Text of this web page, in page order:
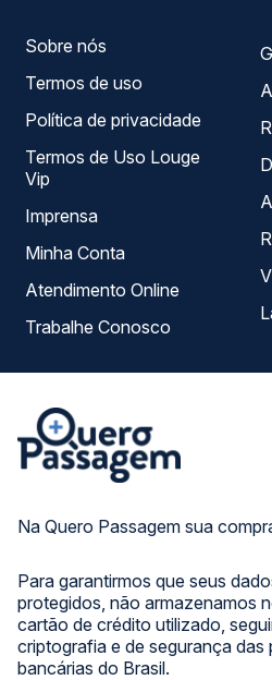
Na Quero Passagem sua
Para garantirmos que seus
protegidos, não armazenamos
cartão de crédito utilizado,
criptografia e de segurança das
bancárias do Brasil.
Sobre nós
Termos de uso
Política de privacidade
Termos de Uso Louge
Vip
Imprensa
Minha Conta
Atendimento Online
Trabalhe Conosco